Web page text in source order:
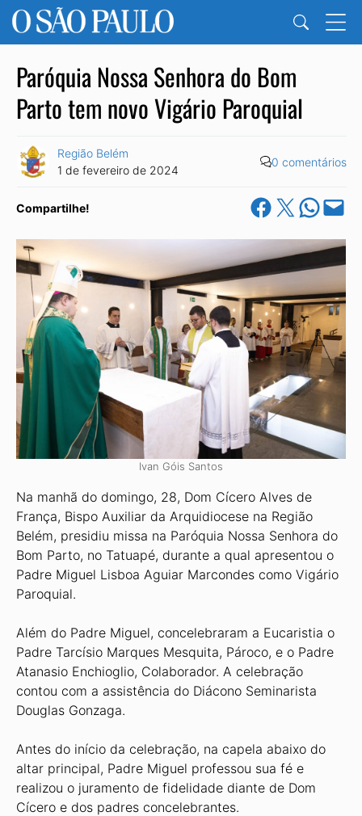
Paróquia Nossa Senhora do Bom
Parto tem novo Vigário Paroquial
Região Belém
1 de fevereiro de 2024
0 comentários
Compartilhe! Share on Facebook
Share on X Share on
Email this
Ivan Góis Santos
Na manhã do domingo, 28, Dom Cícero Alves de
França, Bispo Auxiliar da Arquidiocese na Região
Belém, presidiu missa na Paróquia Nossa Senhora do
Bom Parto, no Tatuapé, durante a qual apresentou o
Padre Miguel Lisboa Aguiar Marcondes como Vigário
Paroquial.
Além do Padre Miguel, concelebraram a Eucaristia o
Padre Tarcísio Marques Mesquita, Pároco, e o Padre
Atanasio Enchioglio, Colaborador. A celebração
contou com a assistência do Diácono Seminarista
Douglas Gonzaga.
Antes do início da celebração, na capela abaixo do
altar principal, Padre Miguel professou sua fé e
realizou o juramento de fidelidade diante de Dom
Cícero e dos padres concelebrantes.